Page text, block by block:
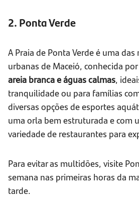
2. Ponta Verde
A Praia de Ponta Verde é uma
urbanas de Maceió, conhecida
areia branca e águas calmas,
tranquilidade ou para famílias
diversas opções de esportes
uma orla bem estruturada e com
variedade de restaurantes para
Para evitar as multidões, visite
semana nas primeiras horas da
tarde.